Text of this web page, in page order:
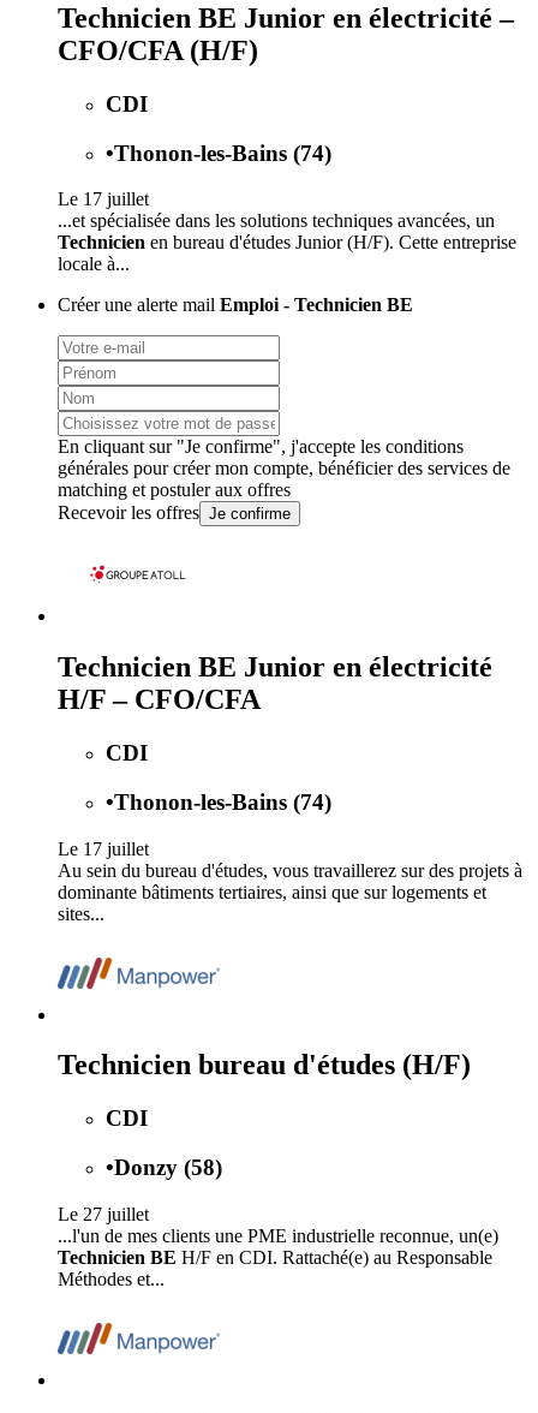
Technicien BE Junior en électricité –
CFO/CFA (H/F)
CDI
•Thonon-les-Bains (74)
Le 17 juillet
...et spécialisée dans les solutions techniques avancées, un
Technicien en bureau d'études Junior (H/F). Cette entreprise
locale à...
Créer une alerte mail Emploi - Technicien BE
En cliquant sur "Je confirme", j'accepte les conditions
générales pour créer mon compte, bénéficier des services de
matching et postuler aux offres
Recevoir les offres Je confirme
Technicien BE Junior en électricité
H/F – CFO/CFA
CDI
•Thonon-les-Bains (74)
Le 17 juillet
Au sein du bureau d'études, vous travaillerez sur des projets à
dominante bâtiments tertiaires, ainsi que sur logements et
sites...
Technicien bureau d'études (H/F)
CDI
•Donzy (58)
Le 27 juillet
...l'un de mes clients une PME industrielle reconnue, un(e)
Technicien BE H/F en CDI. Rattaché(e) au Responsable
Méthodes et...